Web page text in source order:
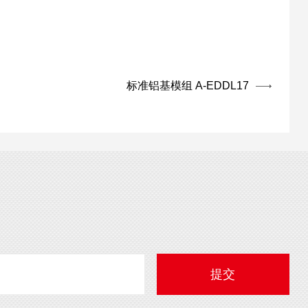
标准铝基模组 A-EDDL17